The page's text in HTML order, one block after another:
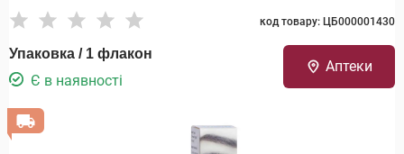
код товару: ЦБ000001430
Упаковка / 1 флакон
Є в наявності
Аптеки